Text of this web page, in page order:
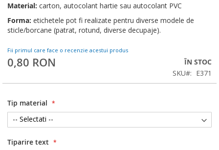
Material: carton, autocolant hartie sau autocolant PVC
Forma: etichetele pot fi realizate pentru diverse modele de
sticle/borcane (patrat, rotund, diverse decupaje).
Fii primul care face o recenzie acestui produs
0,80 RON
ÎN STOC
SKU
E371
Tip material
Tiparire text